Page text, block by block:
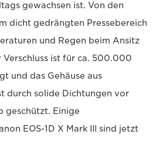
gewachsen ist. Von den
dicht gedrängten Pressebereich
und Regen beim Ansitz
Verschluss ist für ca. 500.000
und das Gehäuse aus
durch solide Dichtungen vor
geschützt. Einige
EOS-1D X Mark III sind jetzt